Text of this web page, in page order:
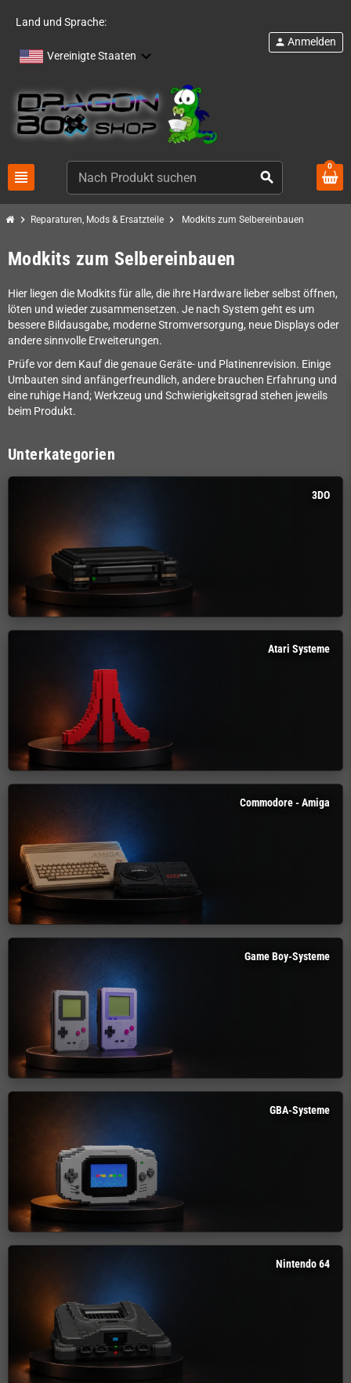
Land und Sprache:
Vereinigte Staaten
view_headline search
person Anmelden
0
chevron_right Reparaturen, Mods & Ersatzteile chevron_right Modkits zum Selbereinbauen
Modkits zum Selbereinbauen
Hier liegen die Modkits für alle, die ihre Hardware lieber selbst öffnen,
löten und wieder zusammensetzen. Je nach System geht es um
bessere Bildausgabe, moderne Stromversorgung, neue Displays oder
andere sinnvolle Erweiterungen.
Prüfe vor dem Kauf die genaue Geräte- und Platinenrevision. Einige
Umbauten sind anfängerfreundlich, andere brauchen Erfahrung und
eine ruhige Hand; Werkzeug und Schwierigkeitsgrad stehen jeweils
beim Produkt.
Unterkategorien
3DO
Atari Systeme
Commodore - Amiga
Game Boy-Systeme
GBA-Systeme
Nintendo 64